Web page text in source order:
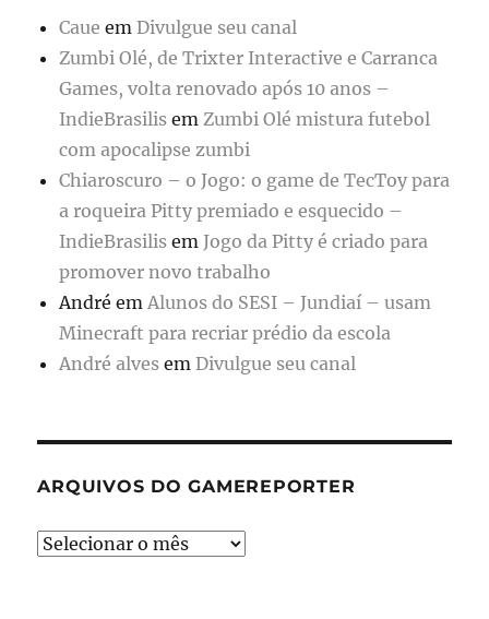
Caue emDivulgue seu canal
Zumbi Olé, de Trixter Interactive e Carranca
Games, volta renovado após 10 anos –
IndieBrasilis emZumbi Olé mistura futebol
com apocalipse zumbi
Chiaroscuro – o Jogo: o game de TecToy para
a roqueira Pitty premiado e esquecido –
IndieBrasilis em Jogo da Pitty é criado para
promover novo trabalho
André emAlunos do SESI – Jundiaí – usam
Minecraft para recriar prédio da escola
André alves emDivulgue seu canal
ARQUIVOS DO GAMEREPORTER
Arquivos